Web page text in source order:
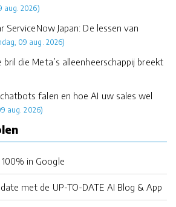
aug. 2026)
Japan: De lessen van
09 aug. 2026)
die Meta’s alleenheerschappij breekt
falen en hoe AI uw sales wel
aug. 2026)
in Google
met de UP-TO-DATE AI Blog & App